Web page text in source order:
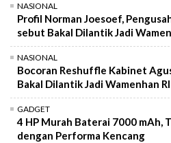
NASIONAL
Profil Norman Joesoef,
sebut Bakal Dilantik Jadi
NASIONAL
Bocoran Reshuffle Kabinet
Bakal Dilantik Jadi Wamenhan RI
GADGET
4 HP Murah Baterai 7000 mAh,
dengan Performa Kencang